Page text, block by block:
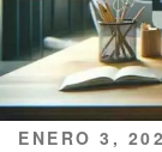
PUBLICADO
ENERO 3,